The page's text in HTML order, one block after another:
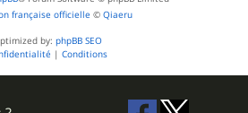
française officielle © Qiaeru
by: phpBB SEO
| Conditions